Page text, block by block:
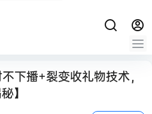
下播+裂变收礼物技术，
】